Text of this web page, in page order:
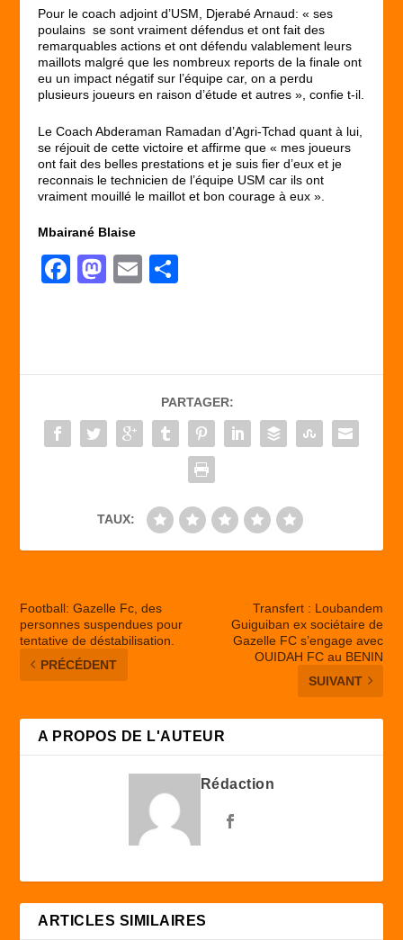
Pour le coach adjoint d’USM, Djerabé Arnaud: « ses
poulains se sont vraiment défendus et ont fait des
remarquables actions et ont défendu valablement leurs
maillots malgré que les nombreux reports de la finale ont
eu un impact négatif sur l’équipe car, on a perdu
plusieurs joueurs en raison d’étude et autres », confie t-il.
Le Coach Abderaman Ramadan d’Agri-Tchad quant à lui,
se réjouit de cette victoire et affirme que « mes joueurs
ont fait des belles prestations et je suis fier d’eux et je
reconnais le technicien de l’équipe USM car ils ont
vraiment mouillé le maillot et bon courage à eux ».
Mbairané Blaise
F
b
o
o
M
d
o
n
E
er
PARTAGER:
TAUX:
Football: Gazelle Fc, des
personnes suspendues pour
tentative de déstabilisation.
PRÉCÉDENT
Transfert : Loubandem
Guiguiban ex sociétaire de
Gazelle FC s’engage avec
OUIDAH FC au BENIN
SUIVANT
A PROPOS DE L'AUTEUR
Rédaction
ARTICLES SIMILAIRES